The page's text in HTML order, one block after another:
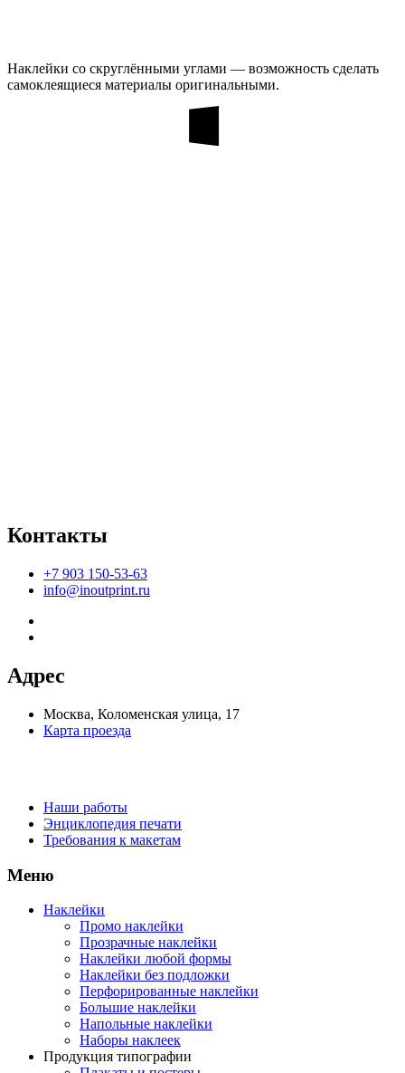
Наклейки со скруглёнными углами — возможность сделать
самоклеящиеся материалы оригинальными.
Контакты
+7 903 150-53-63
info@inoutprint.ru
Адрес
Москва, Коломенская улица, 17
Карта проезда
Наши работы
Энциклопедия печати
Требования к макетам
Меню
Наклейки
Промо наклейки
Прозрачные наклейки
Наклейки любой формы
Наклейки без подложки
Перфорированные наклейки
Большие наклейки
Напольные наклейки
Наборы наклеек
Продукция типографии